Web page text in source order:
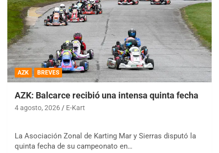
AZK BREVES
AZK: Balcarce recibió una intensa quinta fecha
4 agosto, 2026 E-Kart
La Asociación Zonal de Karting Mar y Sierras disputó la
quinta fecha de su campeonato en…